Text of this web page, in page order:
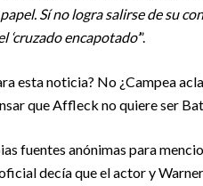
Sí no logra salirse de su
encapotado’”.
esta noticia? No ¿Campea
que Affleck no quiere ser
fuentes anónimas para
decía que el actor y